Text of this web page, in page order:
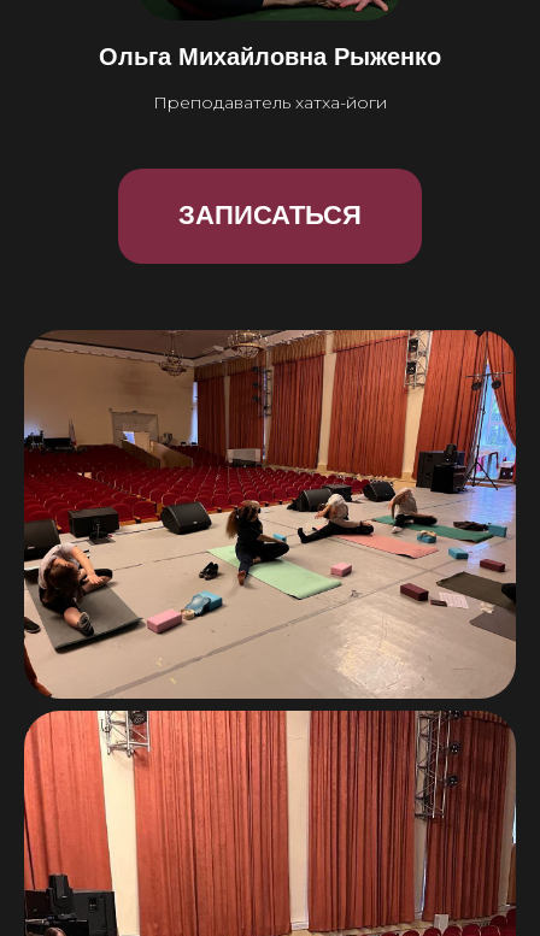
Ольга Михайловна Рыженко
Преподаватель хатха-йоги
ЗАПИСАТЬСЯ